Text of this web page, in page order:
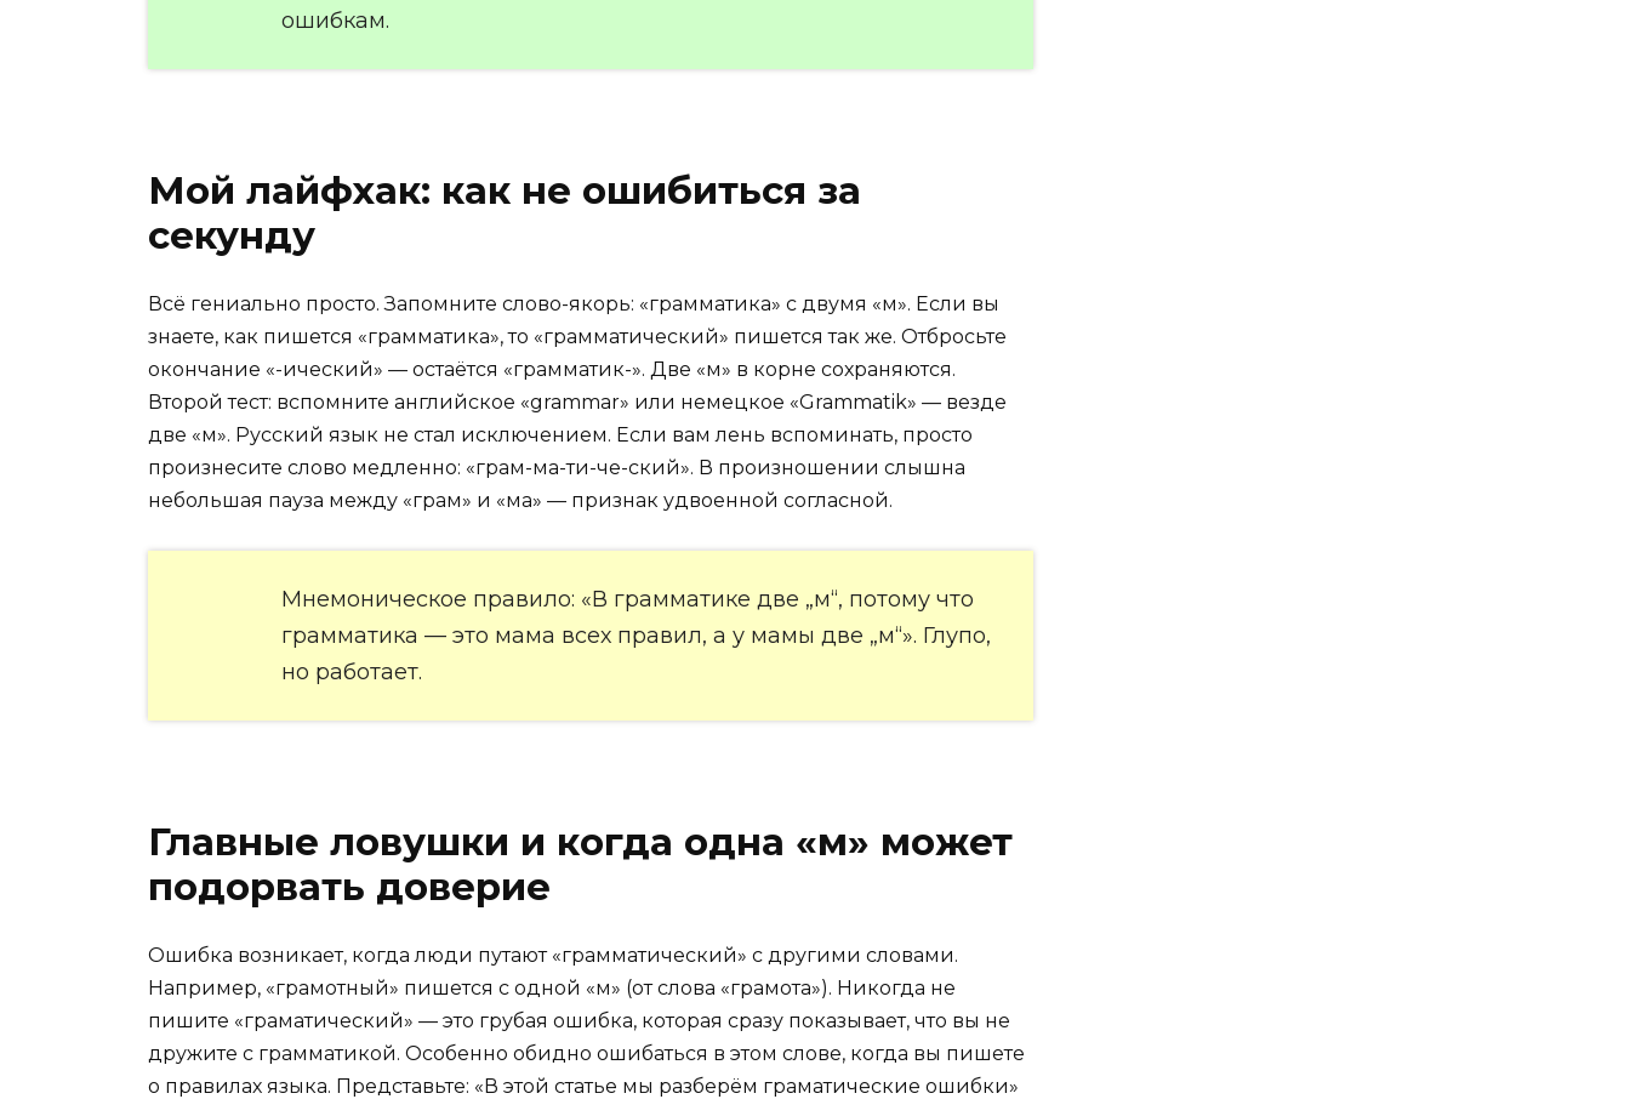
ошибкам.
Мой лайфхак: как не ошибиться за
секунду
Всё гениально просто. Запомните слово-якорь: «грамматика» с двумя «м». Если вы
знаете, как пишется «грамматика», то «грамматический» пишется так же. Отбросьте
окончание «-ический» — остаётся «грамматик-». Две «м» в корне сохраняются.
Второй тест: вспомните английское «grammar» или немецкое «Grammatik» — везде
две «м». Русский язык не стал исключением. Если вам лень вспоминать, просто
произнесите слово медленно: «грам-ма-ти-че-ский». В произношении слышна
небольшая пауза между «грам» и «ма» — признак удвоенной согласной.
Мнемоническое правило: «В грамматике две „м“, потому что
грамматика — это мама всех правил, а у мамы две „м“». Глупо,
но работает.
Главные ловушки и когда одна «м» может
подорвать доверие
Ошибка возникает, когда люди путают «грамматический» с другими словами.
Например, «грамотный» пишется с одной «м» (от слова «грамота»). Никогда не
пишите «граматический» — это грубая ошибка, которая сразу показывает, что вы не
дружите с грамматикой. Особенно обидно ошибаться в этом слове, когда вы пишете
о правилах языка. Представьте: «В этой статье мы разберём граматические ошибки»